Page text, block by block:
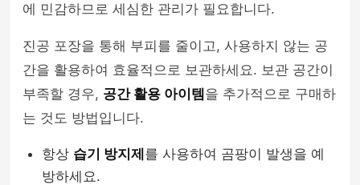
에 민감하므로 세심한 관리가 필요합니다.
진공 포장을 통해 부피를 줄이고, 사용하지 않는 공
간을 활용하여 효율적으로 보관하세요. 보관 공간이
부족할 경우, 공간 활용 아이템 을 추가적으로 구매하
는 것도 방법입니다.
항상 습기 방지제 를 사용하여 곰팡이 발생을 예
방하세요.